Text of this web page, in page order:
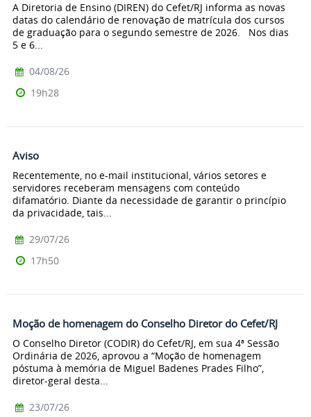
A Diretoria de Ensino (DIREN) do Cefet/RJ informa as novas
datas do calendário de renovação de matrícula dos cursos
de graduação para o segundo semestre de 2026. Nos dias
5 e 6...
04/08/26
19h28
Aviso
Recentemente, no e-mail institucional, vários setores e
servidores receberam mensagens com conteúdo
difamatório. Diante da necessidade de garantir o princípio
da privacidade, tais...
29/07/26
17h50
Moção de homenagem do Conselho Diretor do Cefet/RJ
O Conselho Diretor (CODIR) do Cefet/RJ, em sua 4ª Sessão
Ordinária de 2026, aprovou a “Moção de homenagem
póstuma à memória de Miguel Badenes Prades Filho”,
diretor-geral desta...
23/07/26